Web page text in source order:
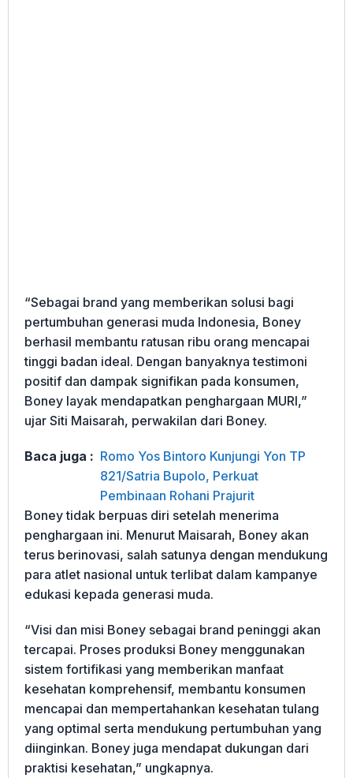
“Sebagai brand yang memberikan solusi bagi
pertumbuhan generasi muda Indonesia, Boney
berhasil membantu ratusan ribu orang mencapai
tinggi badan ideal. Dengan banyaknya testimoni
positif dan dampak signifikan pada konsumen,
Boney layak mendapatkan penghargaan MURI,”
ujar Siti Maisarah, perwakilan dari Boney.
Baca juga : Romo Yos Bintoro Kunjungi Yon TP
821/Satria Bupolo, Perkuat
Pembinaan Rohani Prajurit
Boney tidak berpuas diri setelah menerima
penghargaan ini. Menurut Maisarah, Boney akan
terus berinovasi, salah satunya dengan mendukung
para atlet nasional untuk terlibat dalam kampanye
edukasi kepada generasi muda.
“Visi dan misi Boney sebagai brand peninggi akan
tercapai. Proses produksi Boney menggunakan
sistem fortifikasi yang memberikan manfaat
kesehatan komprehensif, membantu konsumen
mencapai dan mempertahankan kesehatan tulang
yang optimal serta mendukung pertumbuhan yang
diinginkan. Boney juga mendapat dukungan dari
praktisi kesehatan,” ungkapnya.